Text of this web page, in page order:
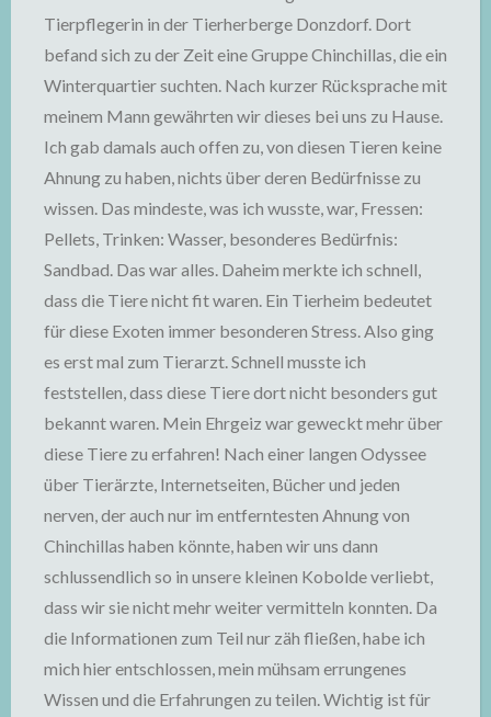
Tierpflegerin in der Tierherberge Donzdorf. Dort
befand sich zu der Zeit eine Gruppe Chinchillas, die ein
Winterquartier suchten. Nach kurzer Rücksprache mit
meinem Mann gewährten wir dieses bei uns zu Hause.
Ich gab damals auch offen zu, von diesen Tieren keine
Ahnung zu haben, nichts über deren Bedürfnisse zu
wissen. Das mindeste, was ich wusste, war, Fressen:
Pellets, Trinken: Wasser, besonderes Bedürfnis:
Sandbad. Das war alles. Daheim merkte ich schnell,
dass die Tiere nicht fit waren. Ein Tierheim bedeutet
für diese Exoten immer besonderen Stress. Also ging
es erst mal zum Tierarzt. Schnell musste ich
feststellen, dass diese Tiere dort nicht besonders gut
bekannt waren. Mein Ehrgeiz war geweckt mehr über
diese Tiere zu erfahren! Nach einer langen Odyssee
über Tierärzte, Internetseiten, Bücher und jeden
nerven, der auch nur im entferntesten Ahnung von
Chinchillas haben könnte, haben wir uns dann
schlussendlich so in unsere kleinen Kobolde verliebt,
dass wir sie nicht mehr weiter vermitteln konnten. Da
die Informationen zum Teil nur zäh fließen, habe ich
mich hier entschlossen, mein mühsam errungenes
Wissen und die Erfahrungen zu teilen. Wichtig ist für